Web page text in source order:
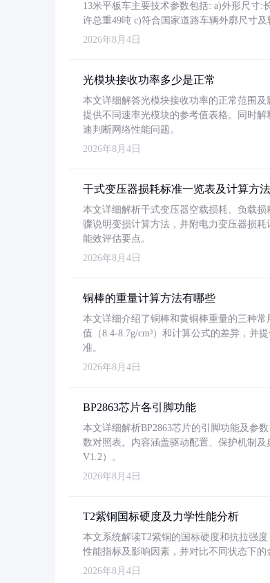
13米平板车主要技术参数包括: a)外形尺寸:
许总重49吨 c)符合国家道路车辆外廓尺寸
2026年8月4日
光模块接收功率多少是正常
本文详细解答光模块接收功率的正常范围
提供不同速率光模块的参考值表格。同时
速判断网络性能问题。
2026年8月4日
干式变压器损耗标准一览表及计算方法
本文详细解析干式变压器空载损耗、负载损
骤说明变损计算方法，并附电力变压器损
能效评估要点。
2026年8月4日
铜棒的重量计算方法有哪些
本文详细介绍了铜棒和黄铜棒重量的三种
值（8.4-8.7g/cm³）和计算公式的差异，并
准。
2026年8月4日
BP2863芯片各引脚功能
本文详细解析BP2863芯片的引脚功能及参
数对照表。内容涵盖驱动配置、保护机制
V1.2）。
2026年8月4日
T2紫铜国标硬度及力学性能分析
本文系统解读T2紫铜的国标硬度和抗拉强
性能指标及影响因素，并对比不同状态下的
2026年8月4日